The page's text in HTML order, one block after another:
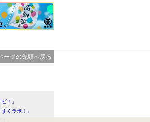
ージの先頭へ戻る
！」
くラボ！」